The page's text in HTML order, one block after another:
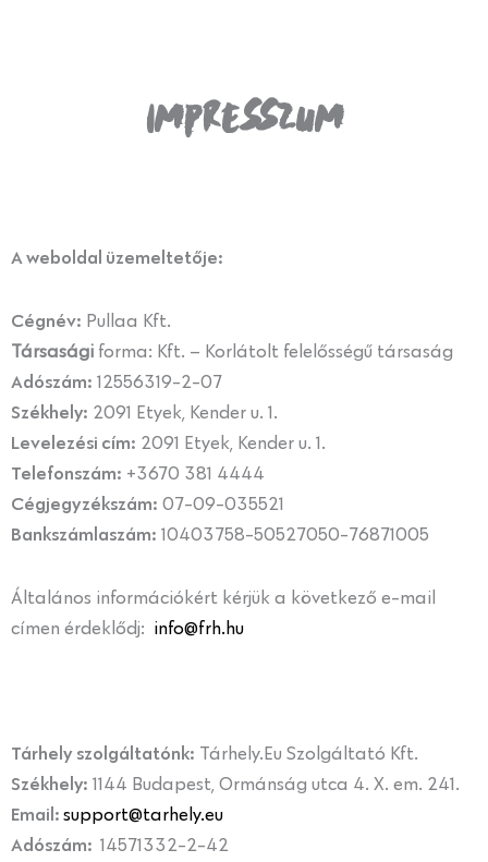
Impresszum
A weboldal üzemeltetője:
Cégnév: Pullaa Kft.
Társasági forma: Kft. – Korlátolt felelősségű társaság
Adószám: 12556319-2-07
Székhely: 2091 Etyek, Kender u. 1.
Levelezési cím: 2091 Etyek, Kender u. 1.
Telefonszám: +3670 381 4444
Cégjegyzékszám: 07-09-035521
Bankszámlaszám: 10403758-50527050-76871005
Általános információkért kérjük a következő e-mail
címen érdeklődj: info@frh.hu
Tárhely szolgáltatónk: Tárhely.Eu Szolgáltató Kft.
Székhely: 1144 Budapest, Ormánság utca 4. X. em. 241.
Email: support@tarhely.eu
Adószám: 14571332-2-42